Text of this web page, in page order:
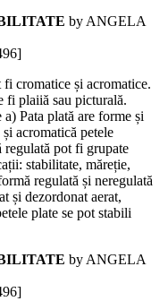
by ANGELA
cromatice și acromatice.
fi plaiiă sau picturală.
Pata plată are forme și
acromatică petele
regulată pot fi grupate
stabilitate, măreție,
regulată și neregulată
și dezordonat aerat,
plate se pot stabili
by ANGELA